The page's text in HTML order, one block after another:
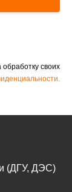
своих
(ДГУ, ДЭС)